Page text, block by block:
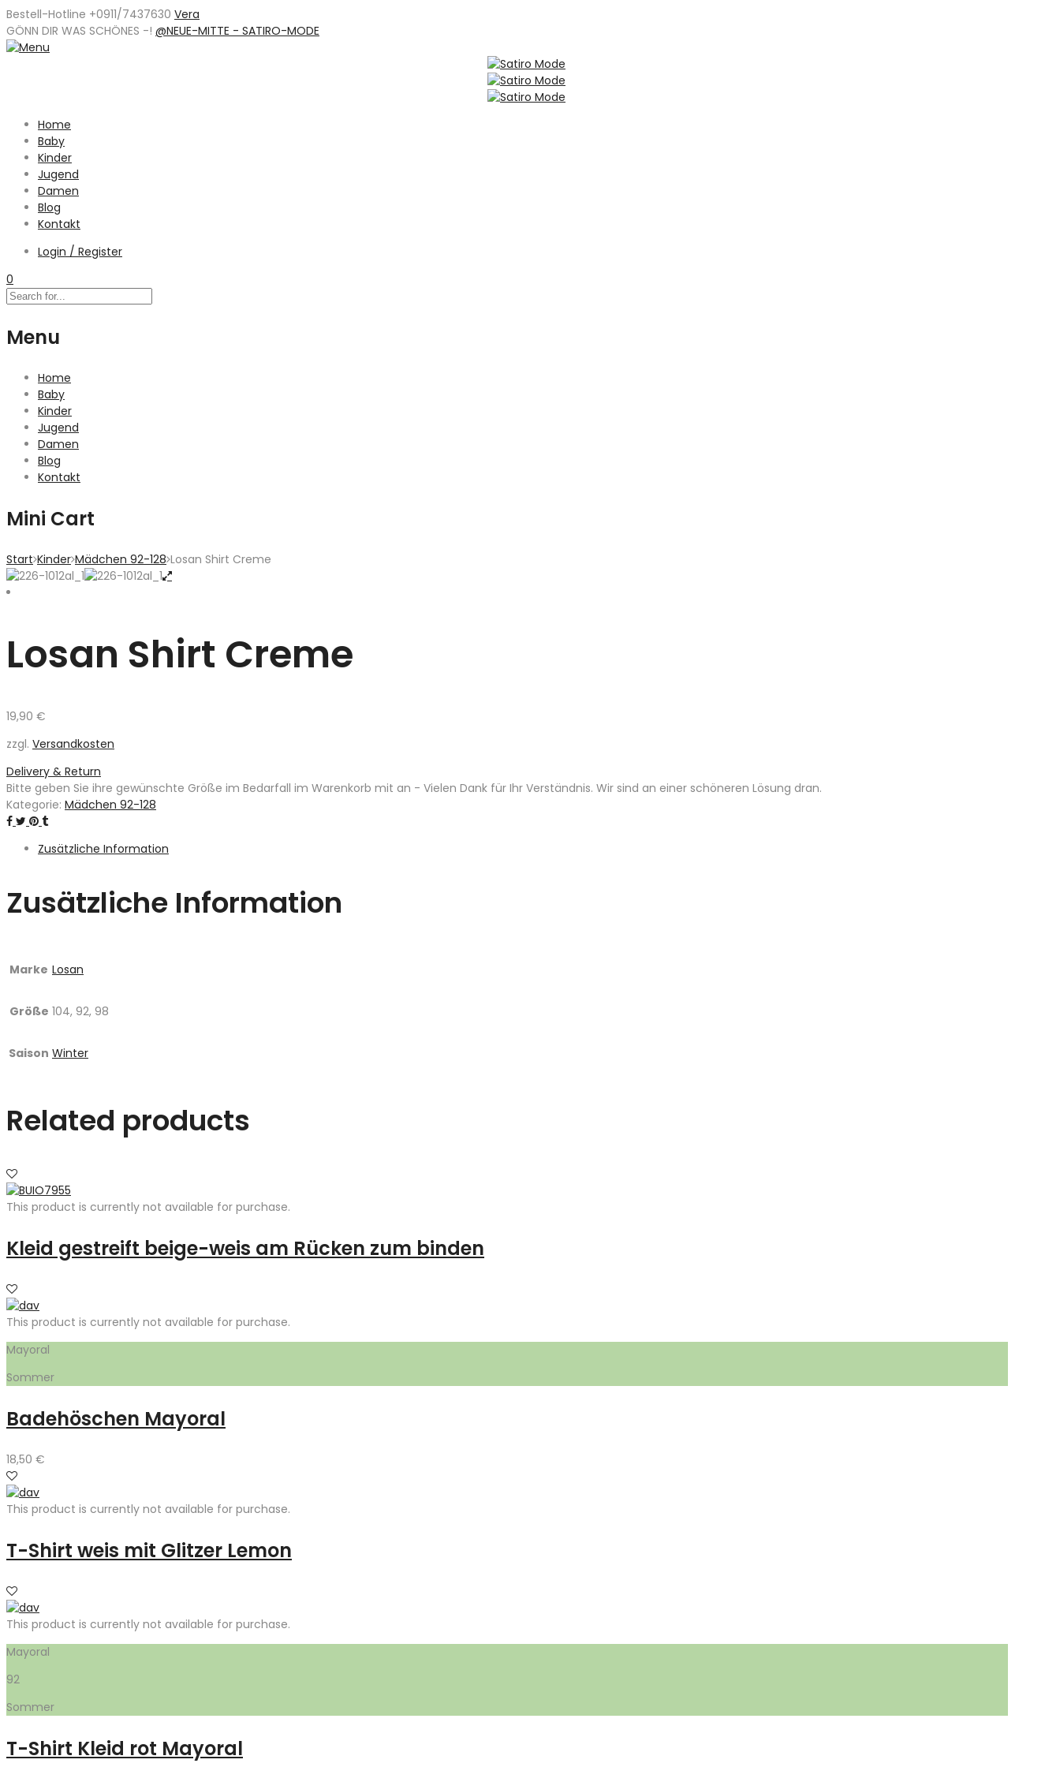
Bestell-Hotline +0911/7437630 Vera
GÖNN DIR WAS SCHÖNES -! @NEUE-MITTE - SATIRO-MODE
Home
Baby
Kinder
Jugend
Damen
Blog
Kontakt
Login / Register
0
Menu
Home
Baby
Kinder
Jugend
Damen
Blog
Kontakt
Mini Cart
Start Kinder Mädchen 92-128 Losan Shirt Creme
Losan Shirt Creme
19,90 €
zzgl. Versandkosten
Delivery & Return
Bitte geben Sie ihre gewünschte Größe im Bedarfall im Warenkorb mit an - Vielen Dank für Ihr Verständnis. Wir sind an einer schöneren Lösung dran.
Kategorie: Mädchen 92-128
Zusätzliche Information
Zusätzliche Information
Marke Losan
Größe 104, 92, 98
Saison Winter
Related products
This product is currently not available for purchase.
Kleid gestreift beige-weis am Rücken zum binden
This product is currently not available for purchase.
Mayoral
Sommer
Badehöschen Mayoral
18,50 €
This product is currently not available for purchase.
T-Shirt weis mit Glitzer Lemon
This product is currently not available for purchase.
Mayoral
92
Sommer
T-Shirt Kleid rot Mayoral